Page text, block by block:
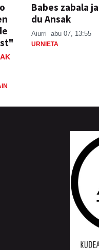
Babes zabala
du Ansak
Aiurri abu 07, 13:55
URNIETA